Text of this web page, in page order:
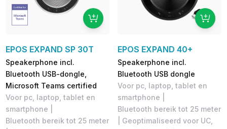
EPOS EXPAND SP 30T
Speakerphone incl.
Bluetooth USB-dongle,
Microsoft Teams certified
Voor pc, laptop, tablet en
smartphone |
Bluetooth bereik tot 25 meter
EPOS EXPAND 40+
Speakerphone incl.
Bluetooth USB dongle
Voor pc, laptop, tablet en
smartphone |
Bluetooth bereik tot 25 meter
| Geoptimaliseerd voor UC,